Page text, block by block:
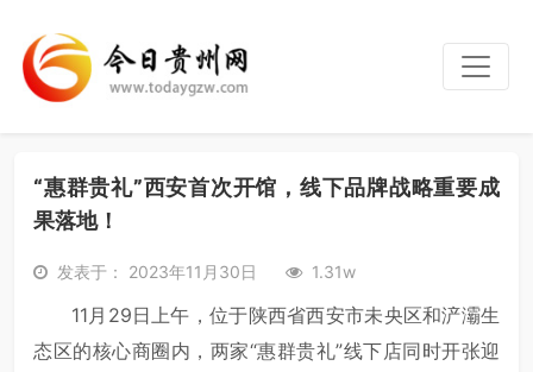
“惠群贵礼”西安首次开馆，线下品牌战略重要成
果落地！
发表于： 2023年11月30日 1.31w
11月29日上午，位于陕西省西安市未央区和浐灞生
态区的核心商圈内，两家“惠群贵礼”线下店同时开张迎